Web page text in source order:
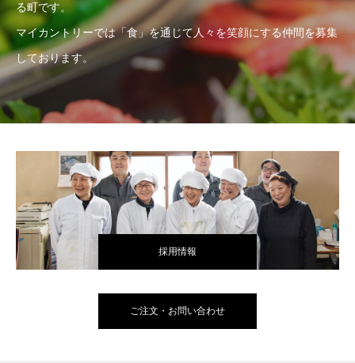
る町です。
マイカントリーでは「食」を通じて人々を笑顔にする仲間を募集
しております。
採用情報
ご注文・お問い合わせ